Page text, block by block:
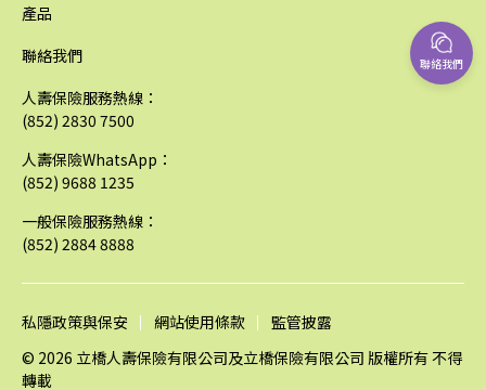
產品
聯絡我們
人壽保險服務熱線：
(852) 2830 7500
人壽保險WhatsApp：
(852) 9688 1235
一般保險服務熱線：
(852) 2884 8888
私隱政策與保安 網站使用條款
監管披露
© 2026 立橋人壽保險有限公司及立橋保險有限公司 版權所有 不得
轉載
聯絡我們